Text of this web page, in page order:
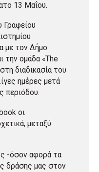
13 Μαΐου.
Γραφείου
με τον Δήμο
την ομάδα «The
διαδικασία του
ημέρες μετά
περιόδου.
οι
μεταξύ
-όσον αφορά τα
δράσης μας στον